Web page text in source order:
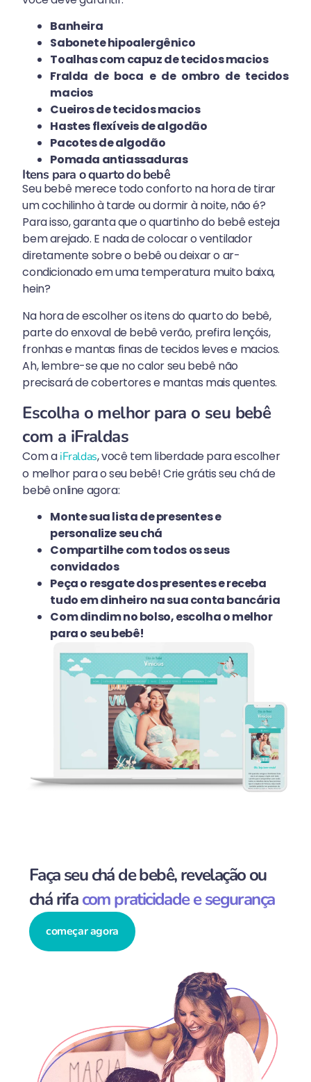
Banheira
Sabonete hipoalergênico
Toalhas com capuz de tecidos macios
Fralda de boca e de ombro de tecidos
macios
Cueiros de tecidos macios
Hastes flexíveis de algodão
Pacotes de algodão
Pomada antiassaduras
Itens para o quarto do bebê
Seu bebê merece todo conforto na hora de tirar
um cochilinho à tarde ou dormir à noite, não é?
Para isso, garanta que o quartinho do bebê esteja
bem arejado. E nada de colocar o ventilador
diretamente sobre o bebê ou deixar o ar-
condicionado em uma temperatura muito baixa,
hein?
Na hora de escolher os itens do quarto do bebê,
parte do enxoval de bebê verão, prefira lençóis,
fronhas e mantas finas de tecidos leves e macios.
Ah, lembre-se que no calor seu bebê não
precisará de cobertores e mantas mais quentes.
Escolha o melhor para o seu bebê
com a iFraldas
Com aiFraldas, você tem liberdade para escolher
o melhor para o seu bebê! Crie grátis seu chá de
bebê online agora:
Monte sua lista de presentes e
personalize seu chá
Compartilhe com todos os seus
convidados
Peça o resgate dos presentes e receba
tudo em dinheiro na sua conta bancária
Com dindim no bolso, escolha o melhor
para o seu bebê!
Faça seu chá de bebê, revelação ou
chá rifacom praticidade e segurança
começar agora